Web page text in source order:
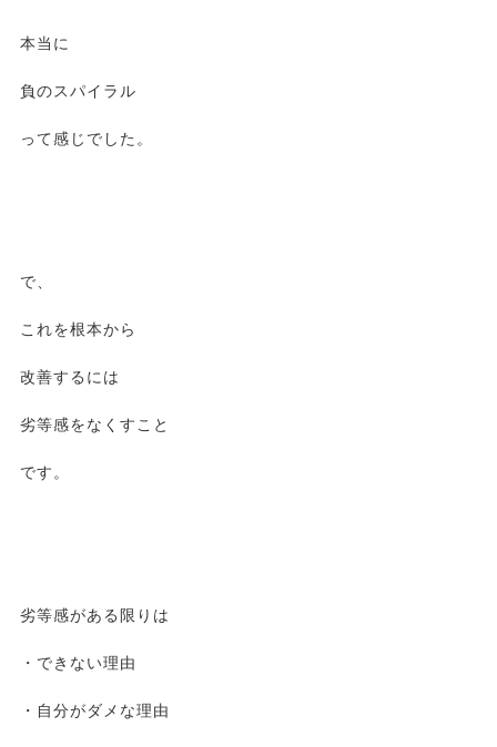
本当に
負のスパイラル
って感じでした。
で、
これを根本から
改善するには
劣等感をなくすこと
です。
劣等感がある限りは
・できない理由
・自分がダメな理由